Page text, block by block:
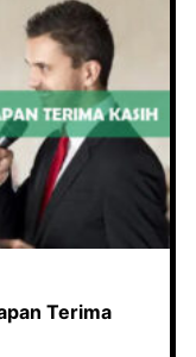
Terima